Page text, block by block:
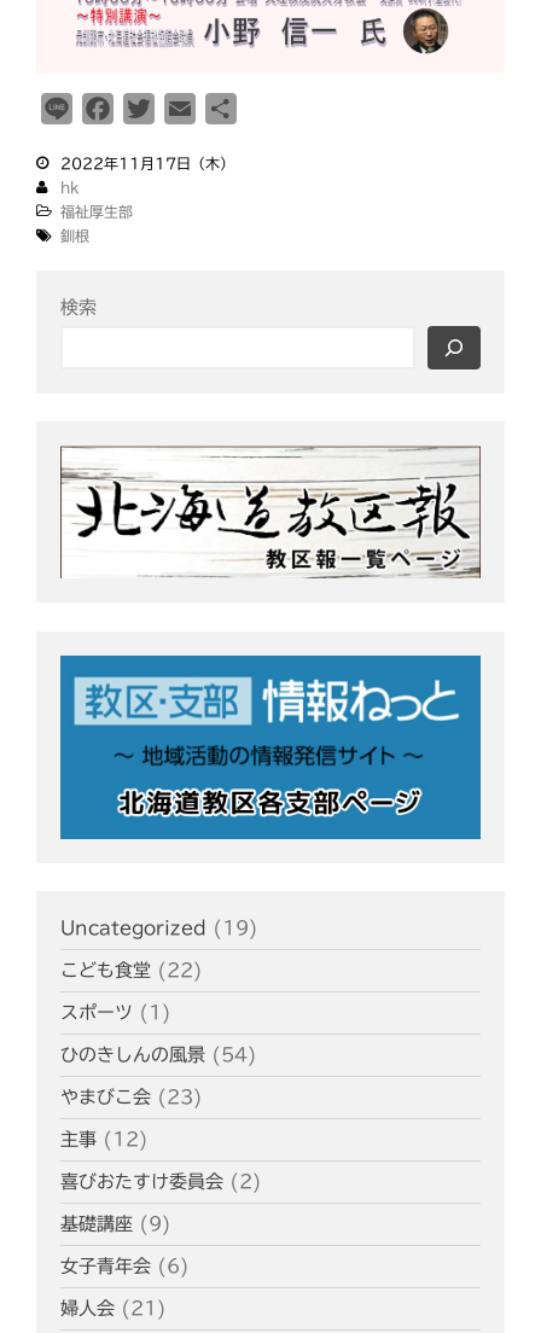
n
e
c
e
i
a
2022年11月17日（木）
hk
福祉厚生部
釧根
検索
Uncategorized (19)
こども食堂 (22)
スポーツ (1)
ひのきしんの風景 (54)
やまびこ会 (23)
主事 (12)
喜びおたすけ委員会 (2)
基礎講座 (9)
女子青年会 (6)
婦人会 (21)